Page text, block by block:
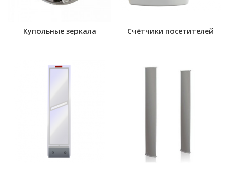
Купольные зеркала Счётчики посетителей